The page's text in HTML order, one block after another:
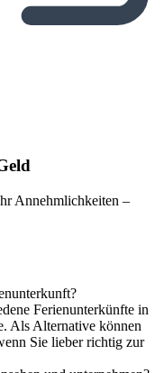
Annehmlichkeiten –
Ferienunterkünfte in
Als Alternative können
Sie lieber richtig zur